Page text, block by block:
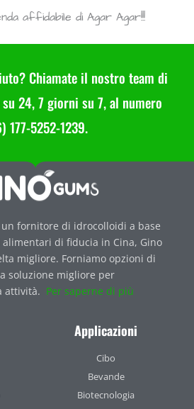
affidabile di Agar Agar!!!
Chiamate il nostro team di
24, 7 giorni su 7, al numero
177-5252-1239.
fornitore di idrocolloidi a base
di fiducia in Cina, Gino
migliore. Forniamo opzioni di
soluzione migliore per
attività. Per saperne di più
Applicazioni
Cibo
Bevande
Biotecnologia